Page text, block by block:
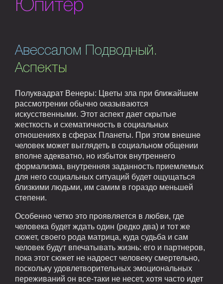
Юпитер
Авессалом Подводный.
Аспекты
Полуквадрат Венеры: Цветы зла при ближайшем
рассмотрении обычно оказываются
искусственными. Этот аспект дает скрытые
жесткость и схематичность в социальных
отношениях в сферах Планеты. При этом внешне
человек может выглядеть в социальном общении
вполне адекватно, но избыток внутреннего
формализма, внутренняя заданность приемлемых
для него социальных ситуаций будет ощущаться
близкими людьми, им самим в гораздо меньшей
степени.
Особенно четко это проявляется в любви, где
человека будет ждать один (редко два) и тот же
сюжет, своего рода матрица, куда судьба и сам
человек будут впечатывать жизнь: его и партнеров,
пока этот сюжет не надоест человеку смертельно,
поскольку удовлетворительных эмоциональных
переживаний он все-таки не несет, хотя часто идет